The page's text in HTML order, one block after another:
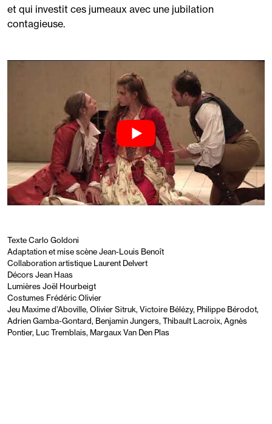
et qui investit ces jumeaux avec une jubilation
contagieuse.
Texte Carlo Goldoni
Adaptation et mise scène Jean-Louis Benoît
Collaboration artistique Laurent Delvert
Décors Jean Haas
Lumières Joël Hourbeigt
Costumes Frédéric Olivier
Jeu Maxime d’Aboville, Olivier Sitruk, Victoire Bélézy, Philippe Bérodot,
Adrien Gamba-Gontard, Benjamin Jungers, Thibault Lacroix, Agnès
Pontier, Luc Tremblais, Margaux Van Den Plas